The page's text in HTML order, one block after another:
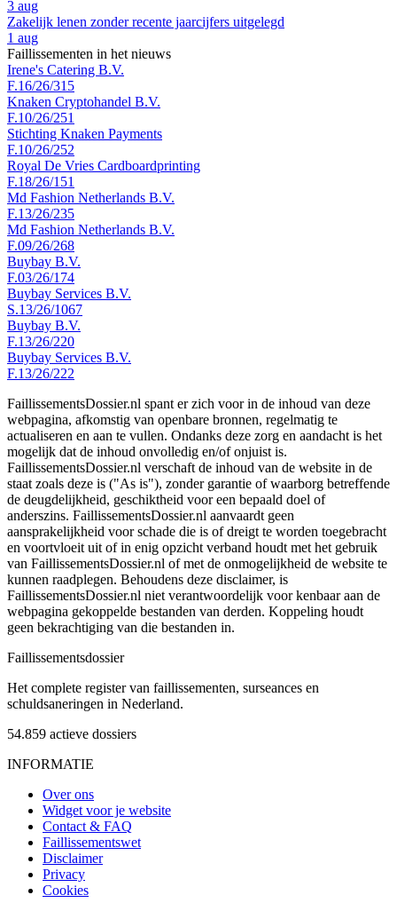
3 aug
Zakelijk lenen zonder recente jaarcijfers uitgelegd
1 aug
Faillissementen in het nieuws
Irene's Catering B.V.
F.16/26/315
Knaken Cryptohandel B.V.
F.10/26/251
Stichting Knaken Payments
F.10/26/252
Royal De Vries Cardboardprinting
F.18/26/151
Md Fashion Netherlands B.V.
F.13/26/235
Md Fashion Netherlands B.V.
F.09/26/268
Buybay B.V.
F.03/26/174
Buybay Services B.V.
S.13/26/1067
Buybay B.V.
F.13/26/220
Buybay Services B.V.
F.13/26/222
FaillissementsDossier.nl spant er zich voor in de inhoud van deze
webpagina, afkomstig van openbare bronnen, regelmatig te
actualiseren en aan te vullen. Ondanks deze zorg en aandacht is het
mogelijk dat de inhoud onvolledig en/of onjuist is.
FaillissementsDossier.nl verschaft de inhoud van de website in de
staat zoals deze is ("As is"), zonder garantie of waarborg betreffende
de deugdelijkheid, geschiktheid voor een bepaald doel of
anderszins. FaillissementsDossier.nl aanvaardt geen
aansprakelijkheid voor schade die is of dreigt te worden toegebracht
en voortvloeit uit of in enig opzicht verband houdt met het gebruik
van FaillissementsDossier.nl of met de onmogelijkheid de website te
kunnen raadplegen. Behoudens deze disclaimer, is
FaillissementsDossier.nl niet verantwoordelijk voor kenbaar aan de
webpagina gekoppelde bestanden van derden. Koppeling houdt
geen bekrachtiging van die bestanden in.
Faillissementsdossier
Het complete register van faillissementen, surseances en
schuldsaneringen in Nederland.
54.859 actieve dossiers
INFORMATIE
Over ons
Widget voor je website
Contact & FAQ
Faillissementswet
Disclaimer
Privacy
Cookies